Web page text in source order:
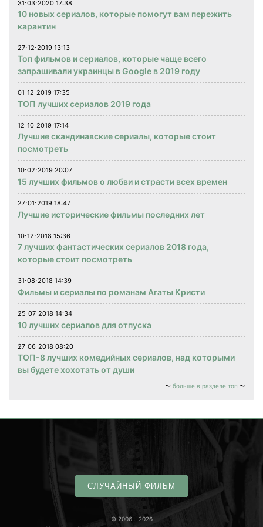
31⋅03⋅2020 17:38
10 новых сериалов, которые помогут вам пережить
карантин
27⋅12⋅2019 13:13
Топ фильмов и сериалов, которые чаще всего
запрашивали украинцы в Google в 2019 году
01⋅12⋅2019 17:35
ТОП лучших сериалов 2019 года
12⋅10⋅2019 17:14
Лучшие скандинавские сериалы, которые стоит
посмотреть
10⋅02⋅2019 20:07
15 лучших фильмов о любви и страсти всех времен
27⋅01⋅2019 18:47
Лучшие исторические фильмы последних лет
10⋅12⋅2018 15:36
7 лучших фантастических сериалов 2018 года,
которые стоит посмотреть
31⋅08⋅2018 14:39
Фильмы и сериалы по романам Агаты Кристи
25⋅07⋅2018 14:34
10 лучших сериалов для отпуска
27⋅06⋅2018 08:20
ТОП-8 лучших комедийных сериалов, над которыми
вы будете хохотать от души
больше в разделе топ
СЛУЧАЙНЫЙ ФИЛЬМ
© 2006 - 2026